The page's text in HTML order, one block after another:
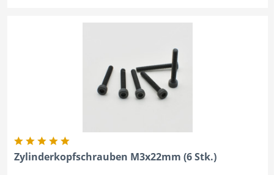
Zylinderkopfschrauben M3x22mm (6 Stk.)